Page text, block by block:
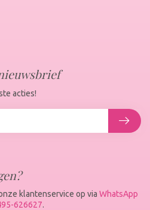
klantenservice op via WhatsApp
626627.
acties!